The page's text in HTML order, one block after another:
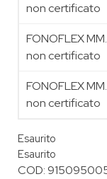
non certificato
FONOFLEX
non certificato
FONOFLEX
non certificato
Esaurito
Esaurito
COD: